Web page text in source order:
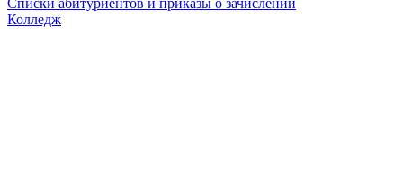
Списки абитуриентов и приказы о зачислении
Колледж